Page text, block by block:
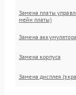
Замена платы
мейн платы)
Замена аккумулятора
Замена корпуса
Замена дисплея